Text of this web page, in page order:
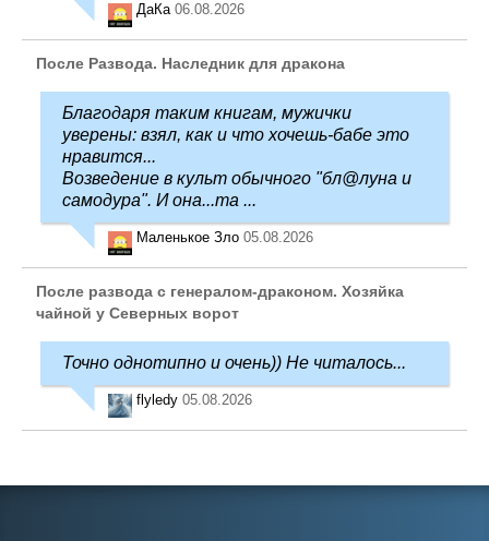
ДаКа 06.08.2026
После Развода. Наследник для дракона
Благодаря таким книгам, мужички
уверены: взял, как и что хочешь-бабе это
нравится...
Возведение в культ обычного "бл@луна и
самодура". И она...та ...
Маленькое Зло 05.08.2026
После развода с генералом-драконом. Хозяйка
чайной у Северных ворот
Точно однотипно и очень)) Не читалось...
flyledy 05.08.2026